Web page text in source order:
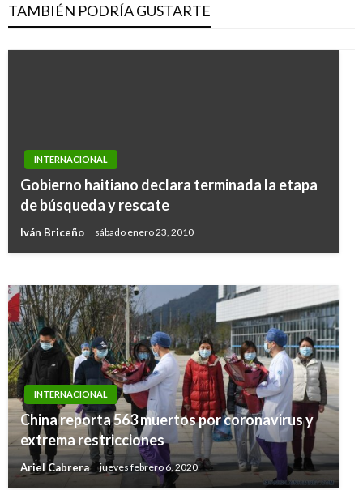
TAMBIÉN PODRÍA GUSTARTE
INTERNACIONAL
Gobierno haitiano declara terminada la etapa
de búsqueda y rescate
Iván Briceño sábado enero 23, 2010
Al menos 30 animales murieron en incendio en
INTERNACIONAL
China reporta 563 muertos por coronavirus y
extrema restricciones
Ariel Cabrera jueves febrero 6, 2020